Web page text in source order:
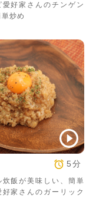
愛好家さんのチンゲン
炒め
5分
炊飯が美味しい、簡単
好家さんのガーリック